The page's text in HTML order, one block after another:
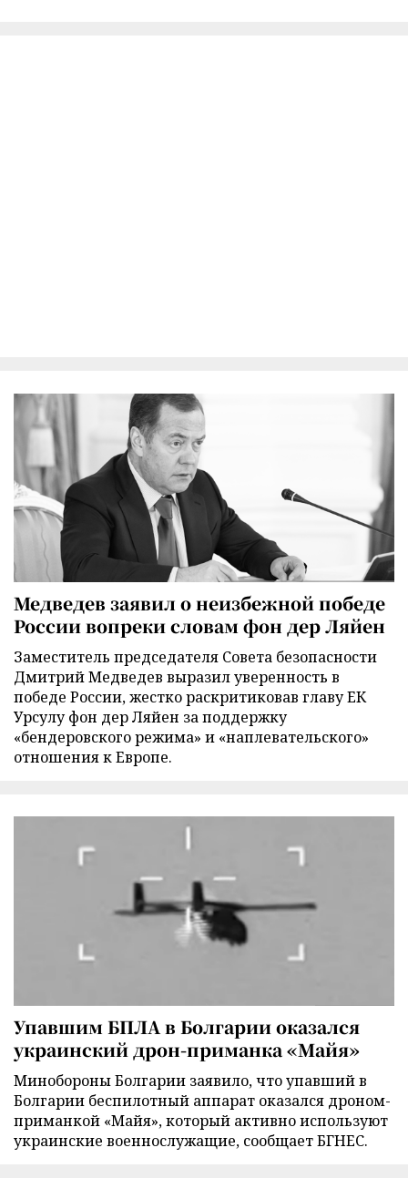
Медведев заявил о неизбежной победе
России вопреки словам фон дер Ляйен
Заместитель председателя Совета безопасности
Дмитрий Медведев выразил уверенность в
победе России, жестко раскритиковав главу ЕК
Урсулу фон дер Ляйен за поддержку
«бендеровского режима» и «наплевательского»
отношения к Европе.
Упавшим БПЛА в Болгарии оказался
украинский дрон-приманка «Майя»
Минобороны Болгарии заявило, что упавший в
Болгарии беспилотный аппарат оказался дроном-
приманкой «Майя», который активно используют
украинские военнослужащие, сообщает БГНЕС.